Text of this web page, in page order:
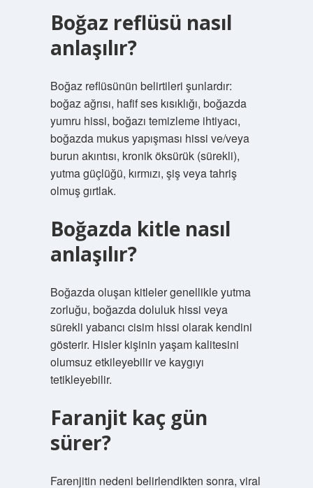
Boğaz reflüsü nasıl
anlaşılır?
Boğaz reflüsünün belirtileri şunlardır:
boğaz ağrısı, hafif ses kısıklığı, boğazda
yumru hissi, boğazı temizleme ihtiyacı,
boğazda mukus yapışması hissi ve/veya
burun akıntısı, kronik öksürük (sürekli),
yutma güçlüğü, kırmızı, şiş veya tahriş
olmuş gırtlak.
Boğazda kitle nasıl
anlaşılır?
Boğazda oluşan kitleler genellikle yutma
zorluğu, boğazda doluluk hissi veya
sürekli yabancı cisim hissi olarak kendini
gösterir. Hisler kişinin yaşam kalitesini
olumsuz etkileyebilir ve kaygıyı
tetikleyebilir.
Faranjit kaç gün
sürer?
Farenjitin nedeni belirlendikten sonra, viral